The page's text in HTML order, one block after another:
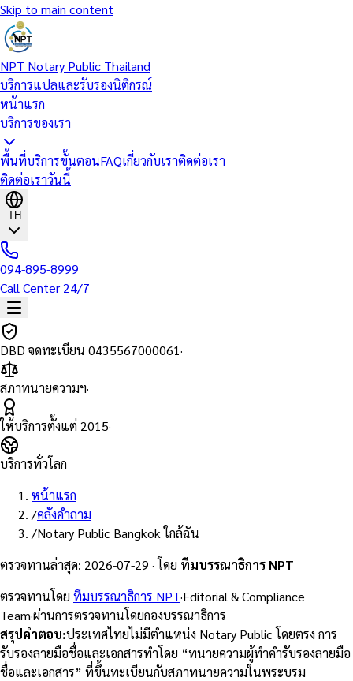
Skip to main content
NPT Notary Public Thailand
บริการแปลและรับรองนิติกรณ์
หน้าแรก
บริการของเรา
พื้นที่บริการขั้นตอนFAQเกี่ยวกับเราติดต่อเรา
ติดต่อเราวันนี้
TH
094-895-8999
Call Center 24/7
DBD จดทะเบียน 0435567000061·
สภาทนายความฯ·
ให้บริการตั้งแต่ 2015·
บริการทั่วโลก
หน้าแรก
/คลังคำถาม
/Notary Public Bangkok ใกล้ฉัน
ตรวจทานล่าสุด: 2026-07-29 · โดย ทีมบรรณาธิการ NPT
ตรวจทานโดย ทีมบรรณาธิการ NPT·Editorial & Compliance
Team·ผ่านการตรวจทานโดยกองบรรณาธิการ
สรุปคำตอบ:ประเทศไทยไม่มีตำแหน่ง Notary Public โดยตรง การ
รับรองลายมือชื่อและเอกสารทำโดย “ทนายความผู้ทำคำรับรองลายมือ
ชื่อและเอกสาร” ที่ขึ้นทะเบียนกับสภาทนายความในพระบรม